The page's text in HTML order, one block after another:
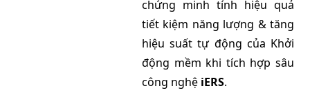
các đối tượng phân tán trong tự
động hóa công nghiệp.Hệ
thống tự động hoá
sử dụng
Biến tần – Khởi động mềm
trung thế phòng nổ (
tại hầm
bơm)để khởi động, điều khiển,
chứng minh tính hiệu quả
tiết kiệm năng lượng & tăng
hiệu suất tự động của Khởi
động mềm khi tích hợp sâu
công nghệ iERS.